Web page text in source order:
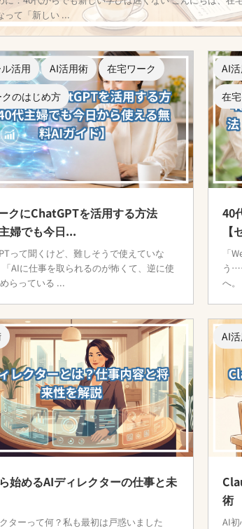
って「新しい ...
活用 AI活用術
在宅ワーク
のはじめ方
クにChatGPTを活用する方法
婦でも今日...
って聞くけど、難しそうで使えていな
AIに仕事を取られるのが怖くて、逆に使
らっている ...
AI
在
40
「
う
へ
始めるAIディレクターの仕事と未
ターって何？私も最初は戸惑いました
AI
術
AI